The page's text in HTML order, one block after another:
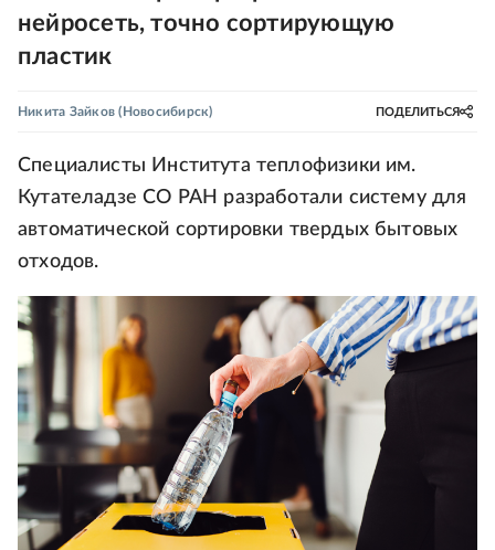
нейросеть, точно сортирующую
пластик
Никита Зайков (Новосибирск) ПОДЕЛИТЬСЯ
Специалисты Института теплофизики им.
Кутателадзе СО РАН разработали систему для
автоматической сортировки твердых бытовых
отходов.